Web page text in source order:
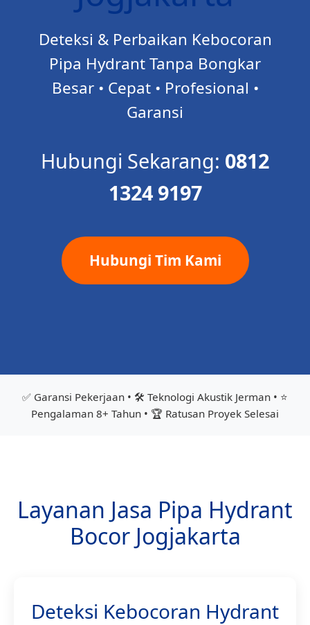
Deteksi & Perbaikan Kebocoran
Pipa Hydrant Tanpa Bongkar
Besar • Cepat • Profesional •
Garansi
Hubungi Sekarang: 0812
1324 9197
Hubungi Tim Kami
✅ Garansi Pekerjaan • 🛠️ Teknologi Akustik Jerman • ⭐
Pengalaman 8+ Tahun • 🏆 Ratusan Proyek Selesai
Layanan Jasa Pipa Hydrant
Bocor Jogjakarta
Deteksi Kebocoran Hydrant